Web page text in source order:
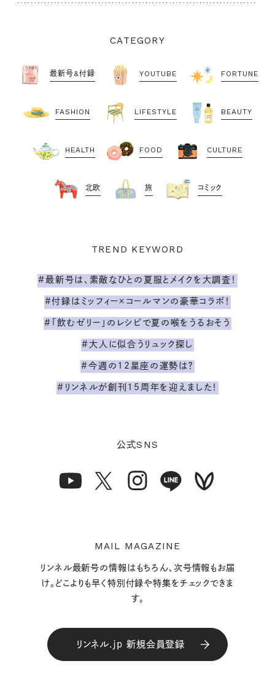
CATEGORY
最新号&付録 YOUTUBE FORTUNE
FASHION LIFESTYLE BEAUTY
HEALTH FOOD CULTURE
北欧 旅 コミック
TREND KEYWORD
#最新号は、素敵なひとの夏服とメイクを大調査！
#付録はミッフィー×コールマンの豪華コラボ！
#「飲むゼリー」のレシピで夏の喉をうるおそう
#大人に似合うリュック探し
#今週の12星座の運勢は？
#リンネルが創刊15周年を迎えました！
公式SNS
MAIL MAGAZINE
リンネル最新号の情報はもちろん、次号情報もお届
け。どこよりも早く特別付録や特集をチェックできま
す。
リンネル.jp 新規会員登録